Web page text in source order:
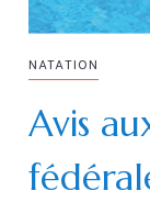
NATATION
Avis